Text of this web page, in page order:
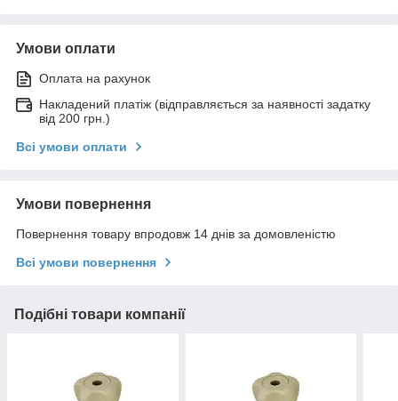
Умови оплати
Оплата на рахунок
Накладений платіж (відправляється за наявності задатку
від 200 грн.)
Всі умови оплати
Умови повернення
Повернення товару впродовж 14 днів за домовленістю
Всі умови повернення
Подібні товари компанії